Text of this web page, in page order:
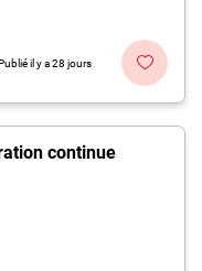
il y a 28 jours
continue